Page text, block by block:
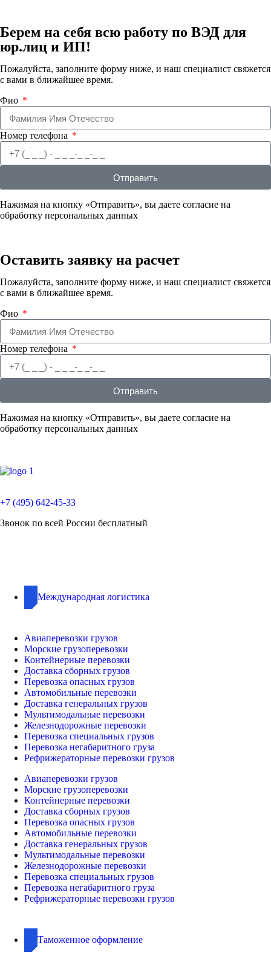
Берем на себя всю работу по ВЭД для
юр.лиц и ИП!
Пожалуйста, заполните форму ниже, и наш специалист свяжется
с вами в ближайшее время.
Фио
Номер телефона
Отправить
Нажимая на кнопку «Отправить», вы даете согласие на
обработку персональных данных
Оставить заявку на расчет
Пожалуйста, заполните форму ниже, и наш специалист свяжется
с вами в ближайшее время.
Фио
Номер телефона
Отправить
Нажимая на кнопку «Отправить», вы даете согласие на
обработку персональных данных
+7 (495) 642-45-33
Звонок по всей России бесплатный
Международная логистика
Авиаперевозки грузов
Морские грузоперевозки
Контейнерные перевозки
Доставка сборных грузов
Перевозка опасных грузов
Автомобильные перевозки
Доставка генеральных грузов
Мультимодальные перевозки
Железнодорожные перевозки
Перевозка специальных грузов
Перевозка негабаритного груза
Рефрижераторные перевозки грузов
Авиаперевозки грузов
Морские грузоперевозки
Контейнерные перевозки
Доставка сборных грузов
Перевозка опасных грузов
Автомобильные перевозки
Доставка генеральных грузов
Мультимодальные перевозки
Железнодорожные перевозки
Перевозка специальных грузов
Перевозка негабаритного груза
Рефрижераторные перевозки грузов
Таможенное оформление